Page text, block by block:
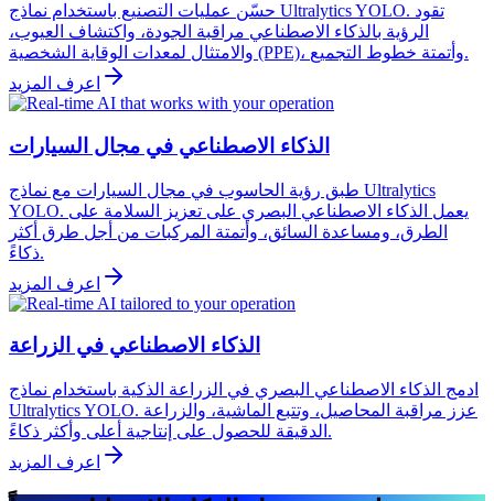
حسّن عمليات التصنيع باستخدام نماذج Ultralytics YOLO. تقود
الرؤية بالذكاء الاصطناعي مراقبة الجودة، واكتشاف العيوب،
والامتثال لمعدات الوقاية الشخصية (PPE)، وأتمتة خطوط التجميع.
اعرف المزيد
الذكاء الاصطناعي في مجال السيارات
طبق رؤية الحاسوب في مجال السيارات مع نماذج Ultralytics
YOLO. يعمل الذكاء الاصطناعي البصري على تعزيز السلامة على
الطرق، ومساعدة السائق، وأتمتة المركبات من أجل طرق أكثر
ذكاءً.
اعرف المزيد
الذكاء الاصطناعي في الزراعة
ادمج الذكاء الاصطناعي البصري في الزراعة الذكية باستخدام نماذج
Ultralytics YOLO. عزز مراقبة المحاصيل، وتتبع الماشية، والزراعة
الدقيقة للحصول على إنتاجية أعلى وأكثر ذكاءً.
اعرف المزيد